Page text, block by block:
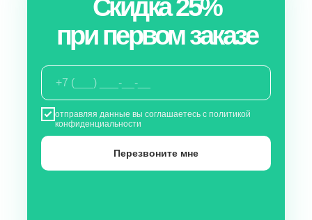
Скидка 25%
при первом заказе
отправляя данные вы соглашаетесь с политикой
конфиденциальности
Перезвоните мне